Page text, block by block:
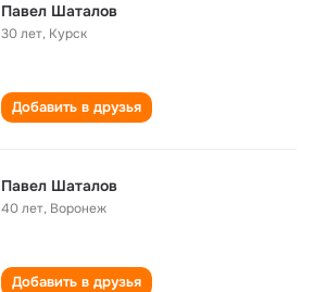
Павел Шаталов
30 лет, Курск
Добавить в друзья
Павел Шаталов
40 лет, Воронеж
Добавить в друзья